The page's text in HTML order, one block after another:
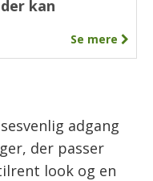
kan
Se mere
adgang
der passer
look og en